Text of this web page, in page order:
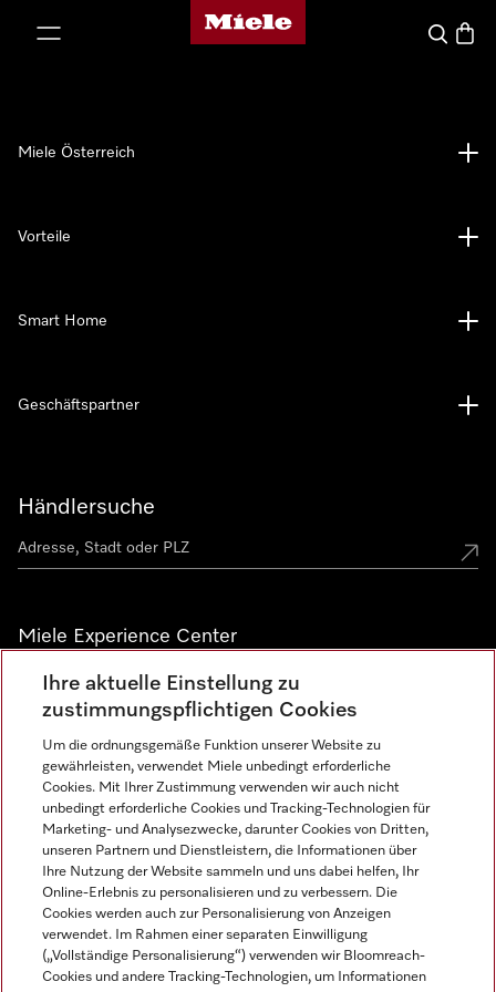
Miele-Homepage
Suche
Händlersuche
Miele Experience Center
Alle Miele Experience Center anzeigen
Newsletter
Miele Österreich
Vorteile
Smart Home
Geschäftspartner
Miele auf Instagram
Miele auf Facebook
Miele auf Youtube
Ihre aktuelle Einstellung zu
zustimmungspflichtigen Cookies
Um die ordnungsgemäße Funktion unserer Website zu
gewährleisten, verwendet Miele unbedingt erforderliche
Cookies. Mit Ihrer Zustimmung verwenden wir auch nicht
unbedingt erforderliche Cookies und Tracking-Technologien für
Marketing- und Analysezwecke, darunter Cookies von Dritten,
unseren Partnern und Dienstleistern, die Informationen über
Ihre Nutzung der Website sammeln und uns dabei helfen, Ihr
Online-Erlebnis zu personalisieren und zu verbessern. Die
Cookies werden auch zur Personalisierung von Anzeigen
verwendet. Im Rahmen einer separaten Einwilligung
(„Vollständige Personalisierung“) verwenden wir Bloomreach-
Cookies und andere Tracking-Technologien, um Informationen